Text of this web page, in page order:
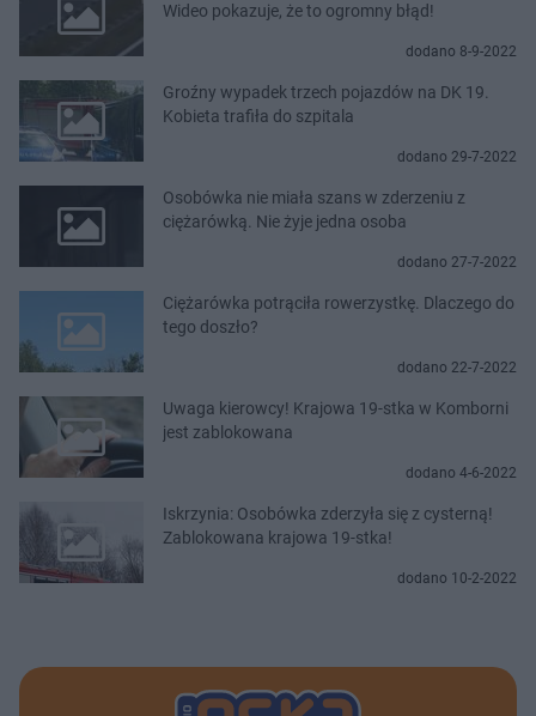
Wideo pokazuje, że to ogromny błąd!
dodano 8-9-2022
Groźny wypadek trzech pojazdów na DK 19.
Kobieta trafiła do szpitala
dodano 29-7-2022
Osobówka nie miała szans w zderzeniu z
ciężarówką. Nie żyje jedna osoba
dodano 27-7-2022
Ciężarówka potrąciła rowerzystkę. Dlaczego do
tego doszło?
dodano 22-7-2022
Uwaga kierowcy! Krajowa 19-stka w Komborni
jest zablokowana
dodano 4-6-2022
Iskrzynia: Osobówka zderzyła się z cysterną!
Zablokowana krajowa 19-stka!
dodano 10-2-2022